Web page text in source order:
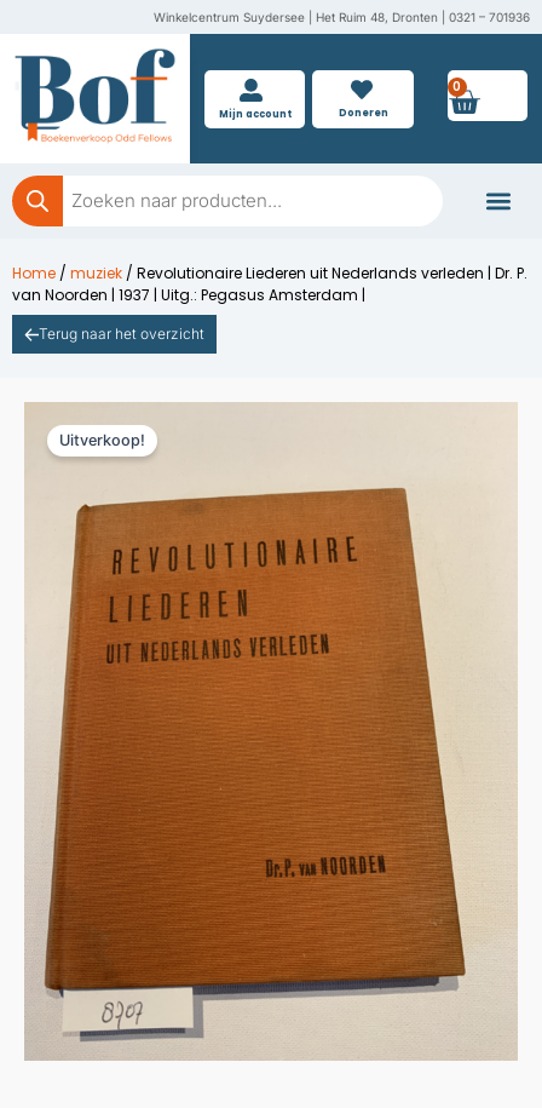
inhoud
Winkelcentrum Suydersee | Het Ruim 48, Dronten | 0321 – 701936
Mijn account Doneren
0
Producten
zoeken
Home / muziek / Revolutionaire Liederen uit Nederlands verleden | Dr. P.
van Noorden | 1937 | Uitg.: Pegasus Amsterdam |
Terug naar het overzicht
Uitverkoop!